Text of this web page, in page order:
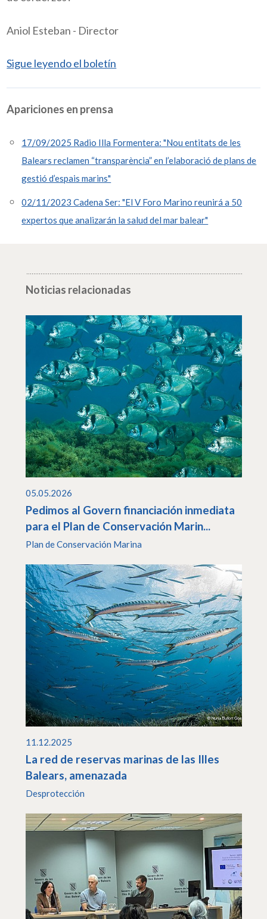
Aniol Esteban - Director
Sigue leyendo el boletín
Apariciones en prensa
17/09/2025 Radio Illa Formentera: "Nou entitats de les
Balears reclamen “transparència” en l’elaboració de plans de
gestió d’espais marins"
02/11/2023 Cadena Ser: "El V Foro Marino reunirá a 50
expertos que analizarán la salud del mar balear"
Noticias relacionadas
05.05.2026
Pedimos al Govern financiación inmediata
para el Plan de Conservación Marin...
Plan de Conservación Marina
11.12.2025
La red de reservas marinas de las Illes
Balears, amenazada
Desprotección